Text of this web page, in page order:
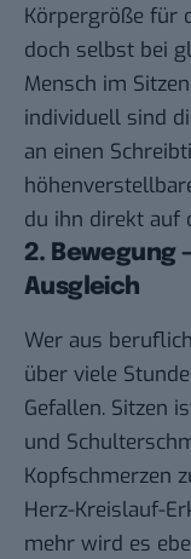
Körpergröße für
doch selbst bei
Mensch im
individuell sind
an einen
du ihn direkt auf
2. Bewegung
Ausgleich
Wer aus
über viele
Gefallen. Sitzen
und
Kopfschmerzen
Herz-Kreislauf-
mehr wird es